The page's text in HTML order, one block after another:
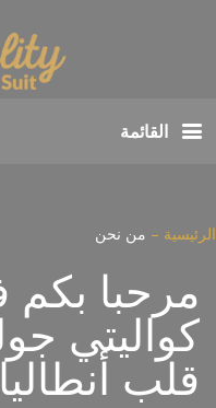
القائمة
الرئيسية – من نحن
مرحبا
كواليتي
قلب أنطاليا